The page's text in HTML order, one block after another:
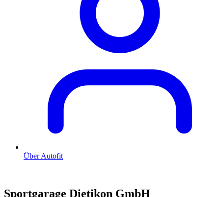
Über Autofit
Sportgarage Dietikon GmbH